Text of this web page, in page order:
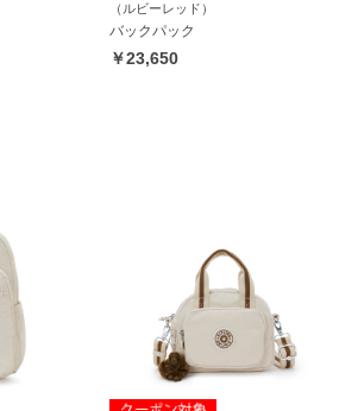
（ルビーレッド）
バックパック
￥23,650